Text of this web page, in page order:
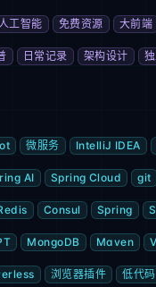
人工智能 免费资源 大前端
日常记录 架构设计
微服务 IntelliJ IDEA
AI Spring Cloud git
Consul Spring
MongoDB Maven
浏览器插件 低代码